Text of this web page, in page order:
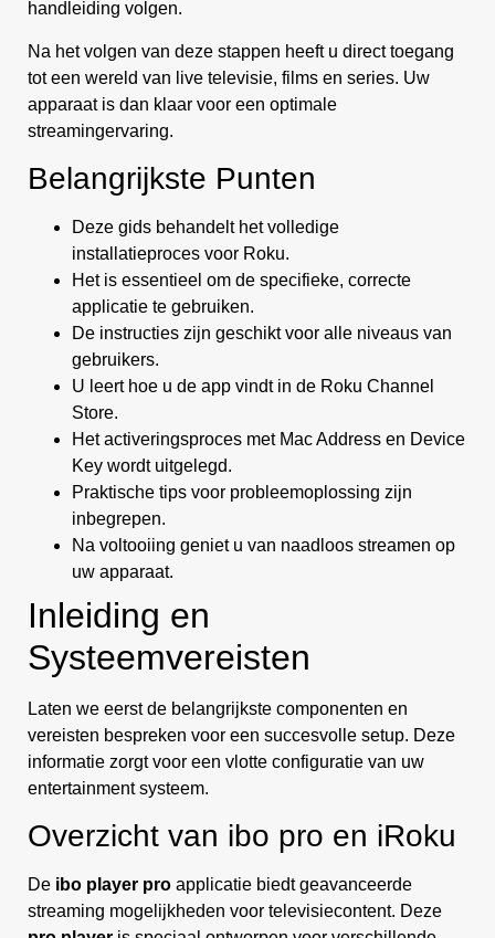
handleiding volgen.
Na het volgen van deze stappen heeft u direct toegang
tot een wereld van live televisie, films en series. Uw
apparaat is dan klaar voor een optimale
streamingervaring.
Belangrijkste Punten
Deze gids behandelt het volledige
installatieproces voor Roku.
Het is essentieel om de specifieke, correcte
applicatie te gebruiken.
De instructies zijn geschikt voor alle niveaus van
gebruikers.
U leert hoe u de app vindt in de Roku Channel
Store.
Het activeringsproces met Mac Address en Device
Key wordt uitgelegd.
Praktische tips voor probleemoplossing zijn
inbegrepen.
Na voltooiing geniet u van naadloos streamen op
uw apparaat.
Inleiding en
Systeemvereisten
Laten we eerst de belangrijkste componenten en
vereisten bespreken voor een succesvolle setup. Deze
informatie zorgt voor een vlotte configuratie van uw
entertainment systeem.
Overzicht van ibo pro en iRoku
De ibo player pro applicatie biedt geavanceerde
streaming mogelijkheden voor televisiecontent. Deze